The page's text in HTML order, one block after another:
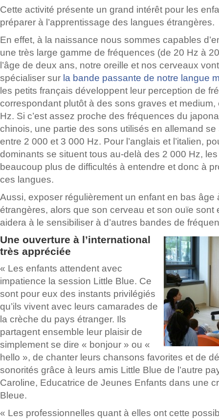
Cette activité présente un grand intérêt pour les
préparer à l’apprentissage des langues étrangères.
En effet, à la naissance nous sommes capables
une très large gamme de fréquences (de 20 Hz à
l’âge de deux ans, notre oreille et nos cerveaux
spécialiser sur la bande passante de notre langue
les petits français développent leur perception de
correspondant plutôt à des sons graves et
Hz. Si c’est assez proche des fréquences du
chinois, une partie des sons utilisés en allemand
entre 2 000 et 3 000 Hz. Pour l’anglais et l’italien,
dominants se situent tous au-delà des 2 000 Hz,
beaucoup plus de difficultés à entendre et donc à
ces langues.
Aussi, exposer régulièrement un enfant en bas âge
étrangères, alors que son cerveau et son ouïe sont
aidera à le sensibiliser à d’autres bandes de
Une ouverture à l’international
très appréciée
« Les enfants attendent avec
impatience la session Little Blue. Ce
sont pour eux des instants privilégiés
qu’ils vivent avec leurs camarades de
la crèche du pays étranger. Ils
partagent ensemble leur plaisir de
simplement se dire « bonjour » ou «
hello », de chanter leurs chansons favorites et de
sonorités grâce à leurs amis Little Blue de l’autre
Caroline, Educatrice de Jeunes Enfants dans une
Bleue.
« Les professionnelles quant à elles ont cette